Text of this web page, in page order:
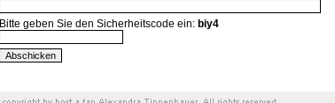
Bitte geben Sie den Sicherheitscode ein: biy4